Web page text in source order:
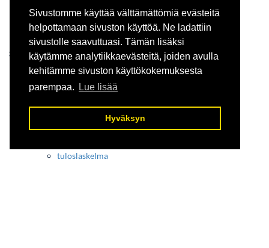
Sivustomme käyttää välttämättömiä evästeitä
helpottamaan sivuston käyttöä. Ne ladattiin
sivustolle saavuttuasi. Tämän lisäksi
käytämme analytiikkaevästeitä, joiden avulla
kehitämme sivuston käyttökokemuksesta
parempaa.
Lue lisää
Hyväksyn
vuosikertomus 2019
tuloslaskelma 2019
Syyskokous 2020
esityslista
toimintasuunnitelma 2021
talousarvio 2021
esityslista
tuloslaskelma